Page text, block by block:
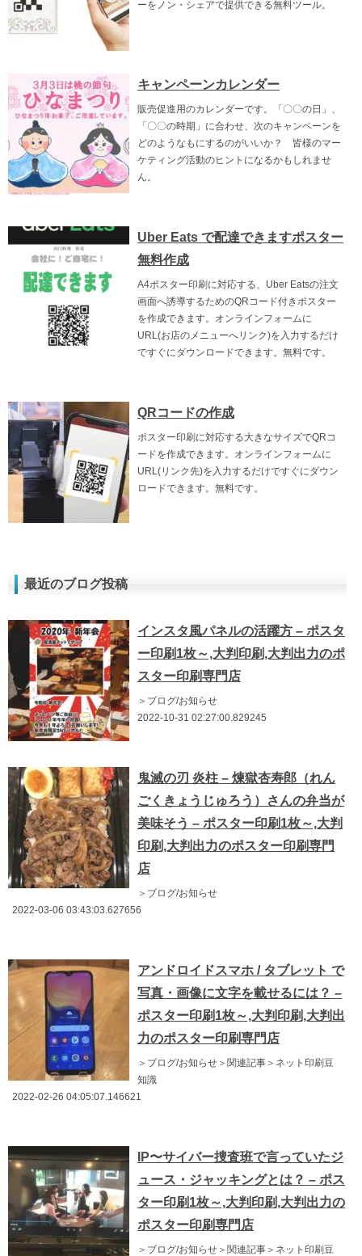
ーをノン・シェアで提供できる無料ツール。
キャンペーンカレンダー
販売促進用のカレンダーです。「〇〇の日」、
「〇〇の時期」に合わせ、次のキャンペーンを
どのようなもにするのがいいか？ 皆様のマー
ケティング活動のヒントになるかもしれませ
ん。
Uber Eats で配達できますポスター
無料作成
A4ポスター印刷に対応する、Uber Eatsの注文
画面へ誘導するためのQRコード付きポスター
を作成できます。オンラインフォームに
URL(お店のメニューへリンク)を入力するだけ
ですぐにダウンロードできます。無料です。
QRコードの作成
ポスター印刷に対応する大きなサイズでQRコ
ードを作成できます。オンラインフォームに
URL(リンク先)を入力するだけですぐにダウン
ロードできます。無料です。
最近のブログ投稿
インスタ風パネルの活躍方 – ポスタ
ー印刷1枚～,大判印刷,大判出力のポ
スター印刷専門店
＞ブログ/お知らせ
2022-10-31 02:27:00.829245
鬼滅の刃 炎柱 – 煉獄杏寿郎（れん
ごくきょうじゅろう）さんの弁当が
美味そう – ポスター印刷1枚～,大判
印刷,大判出力のポスター印刷専門
店
＞ブログ/お知らせ
2022-03-06 03:43:03.627656
アンドロイドスマホ / タブレット で
写真・画像に文字を載せるには？ –
ポスター印刷1枚～,大判印刷,大判出
力のポスター印刷専門店
＞ブログ/お知らせ＞関連記事＞ネット印刷豆
知識
2022-02-26 04:05:07.146621
IP〜サイバー捜査班で言っていたジ
ュース・ジャッキングとは？ – ポス
ター印刷1枚～,大判印刷,大判出力の
ポスター印刷専門店
＞ブログ/お知らせ＞関連記事＞ネット印刷豆